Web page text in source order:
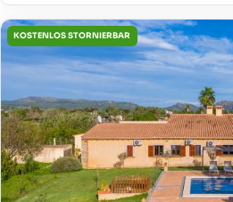
KOSTENLOS STORNIERBAR